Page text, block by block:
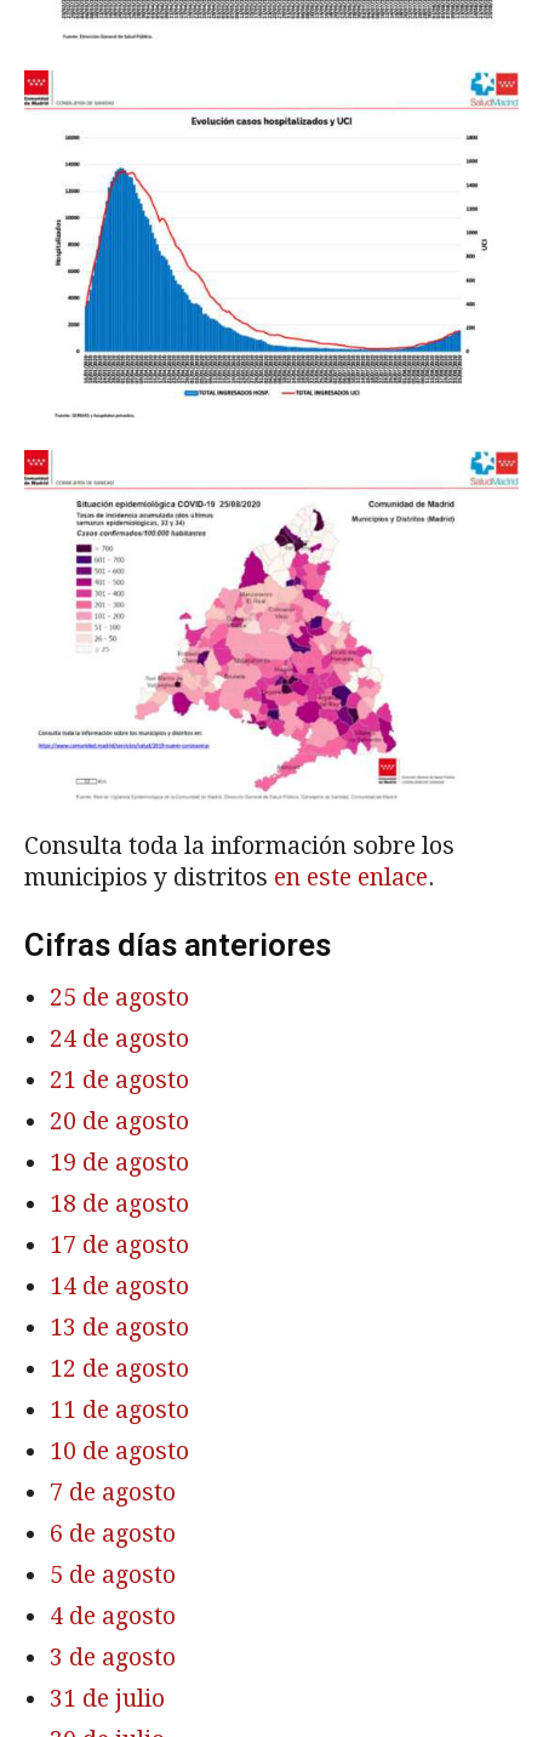
Consulta toda la información sobre los
municipios y distritos en este enlace.
Cifras días anteriores
25 de agosto
24 de agosto
21 de agosto
20 de agosto
19 de agosto
18 de agosto
17 de agosto
14 de agosto
13 de agosto
12 de agosto
11 de agosto
10 de agosto
7 de agosto
6 de agosto
5 de agosto
4 de agosto
3 de agosto
31 de julio